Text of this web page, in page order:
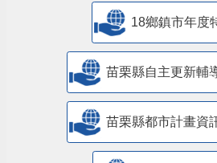
18鄉鎮市年度
苗栗縣自主更新輔
苗栗縣都市計畫資